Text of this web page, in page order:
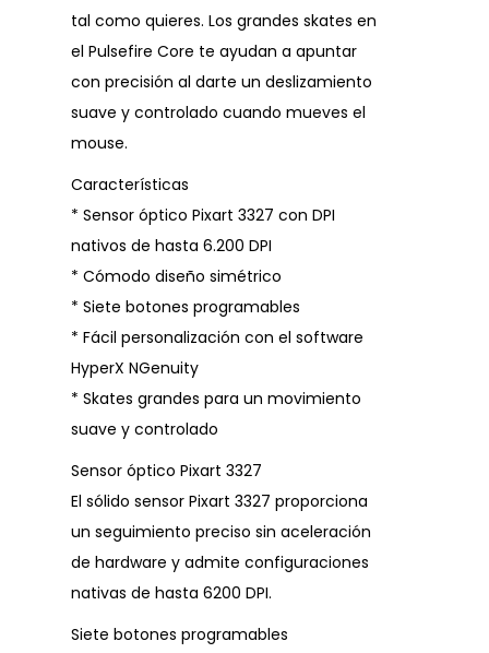
tal como quieres. Los grandes skates en
el Pulsefire Core te ayudan a apuntar
con precisión al darte un deslizamiento
suave y controlado cuando mueves el
mouse.
Características
* Sensor óptico Pixart 3327 con DPI
nativos de hasta 6.200 DPI
* Cómodo diseño simétrico
* Siete botones programables
* Fácil personalización con el software
HyperX NGenuity
* Skates grandes para un movimiento
suave y controlado
Sensor óptico Pixart 3327
El sólido sensor Pixart 3327 proporciona
un seguimiento preciso sin aceleración
de hardware y admite configuraciones
nativas de hasta 6200 DPI.
Siete botones programables